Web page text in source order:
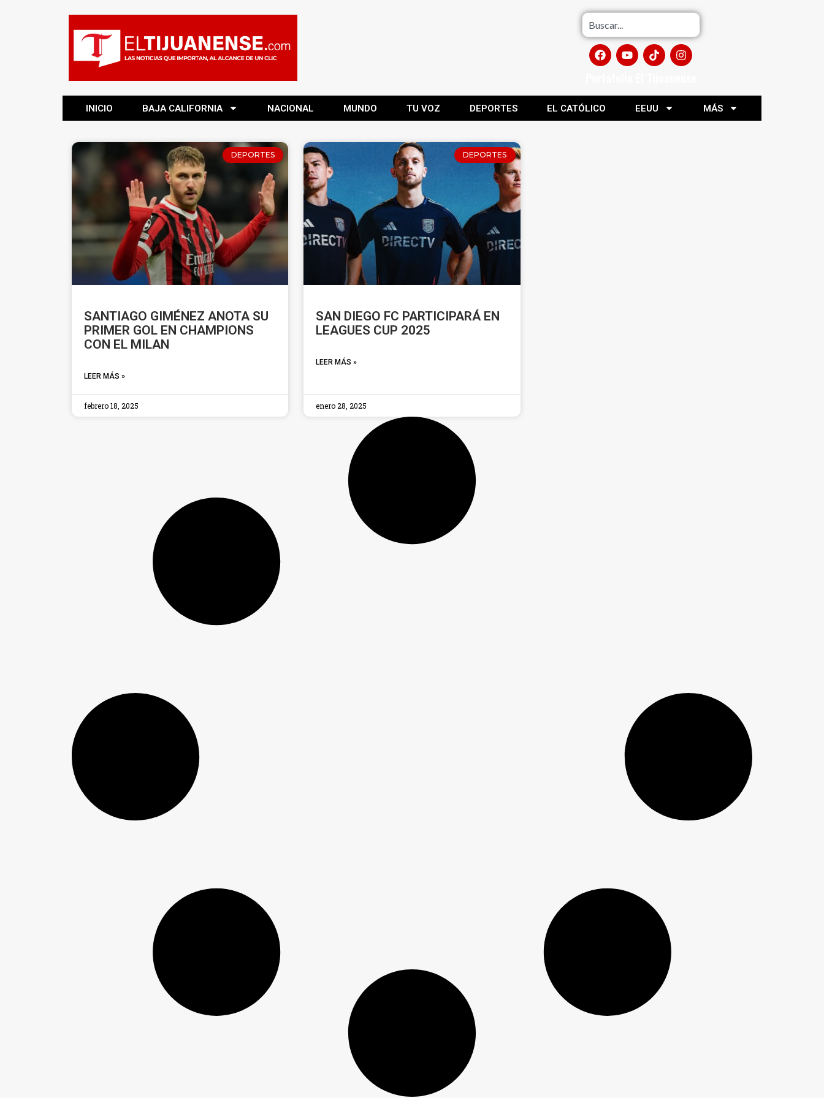
INICIO BAJA CALIFORNIA NACIONAL MUNDO TU VOZ DEPORTES EL CATÓLICO EEUU MÁS
DEPORTES
SANTIAGO GIMÉNEZ ANOTA SU
PRIMER GOL EN CHAMPIONS
CON EL MILAN
LEER MÁS »
febrero 18, 2025
DEPORTES
SAN DIEGO FC PARTICIPARÁ EN
LEAGUES CUP 2025
LEER MÁS »
enero 28, 2025